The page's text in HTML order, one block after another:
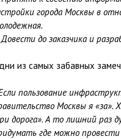
города Москвы в
до заказчика и
из самых забавных
пользование
Москвы я «за».
дорога». А то лишний раз
где можно